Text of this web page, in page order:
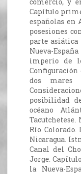
comercio, y
Capítulo
españolas en
posesiones
parte asiática
Nueva-
imperio de
Configuración
dos mares
posibilidad
océano
Río Colorado.
Nicaragua.
Canal del
Jorge.
la Nueva-